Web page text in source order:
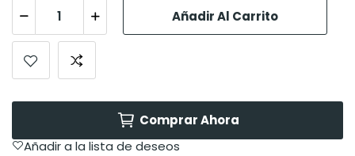
Añadir Al Carrito
Comprar Ahora
Añadir a la lista de deseos